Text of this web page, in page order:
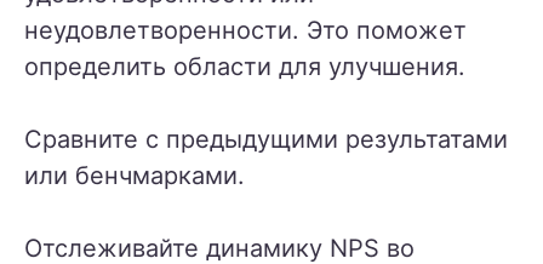
неудовлетворенности. Это поможет
определить области для улучшения.
Сравните с предыдущими результатами
или бенчмарками.
Отслеживайте динамику NPS во